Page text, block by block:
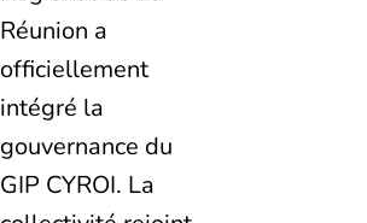
Réunion a
officiellement
intégré la
gouvernance du
GIP CYROI. La